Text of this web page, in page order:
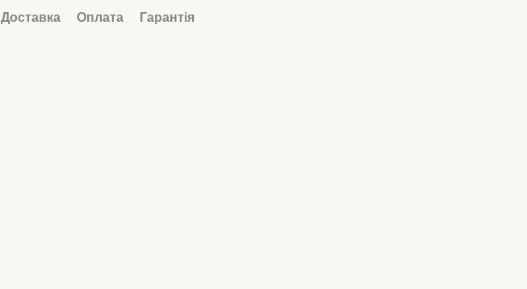
Доставка
Оплата Гарантія